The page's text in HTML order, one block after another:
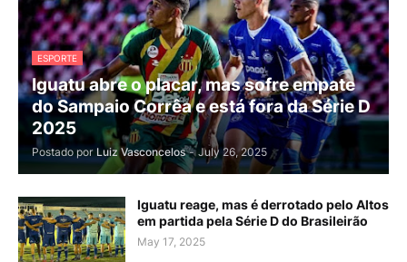
ESPORTE
Iguatu abre o placar, mas sofre empate
do Sampaio Corrêa e está fora da Série D
2025
Postado por Luiz Vasconcelos - July 26, 2025
Iguatu reage, mas é derrotado pelo Altos
em partida pela Série D do Brasileirão
May 17, 2025